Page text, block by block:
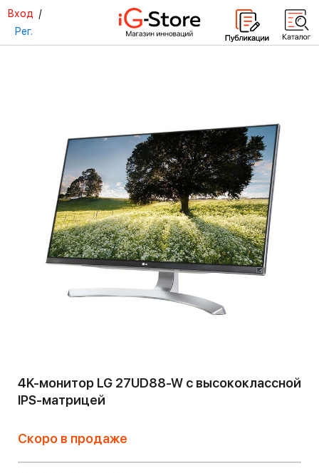
Вход /
Рег.
4K-монитор LG 27UD88-W c высококлассной
IPS-матрицей
Скоро в продаже